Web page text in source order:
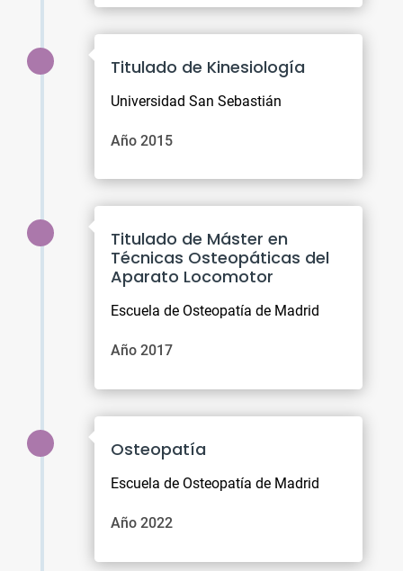
Titulado de Kinesiología
Universidad San Sebastián
Año 2015
Titulado de Máster en
Técnicas Osteopáticas del
Aparato Locomotor
Escuela de Osteopatía de Madrid
Año 2017
Osteopatía
Escuela de Osteopatía de Madrid
Año 2022